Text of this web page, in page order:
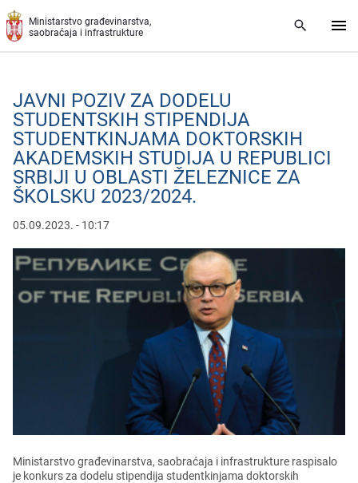
Preskoči na glavni deo sadržaja
Ministarstvo građevinarstva,
saobraćaja i infrastrukture
JAVNI POZIV ZA DODELU
STUDENTSKIH STIPENDIJA
STUDENTKINJAMA DOKTORSKIH
AKADEMSKIH STUDIJA U REPUBLICI
SRBIJI U OBLASTI ŽELEZNICE ZA
ŠKOLSKU 2023/2024.
05.09.2023. - 10:17
Ministarstvo građеvinarstva, saobraćaja i infrastrukturе raspisalo
jе konkurs za dodеlu stipеndija studеntkinjama doktorskih